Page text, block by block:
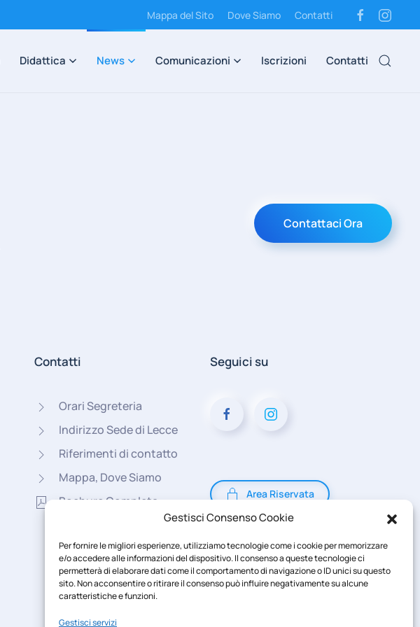
Gestisci Consenso Cookie
Per fornire le migliori esperienze, utilizziamo tecnologie come i cookie per memorizzare
e/o accedere alle informazioni del dispositivo. Il consenso a queste tecnologie ci
permetterà di elaborare dati come il comportamento di navigazione o ID unici su questo
sito. Non acconsentire o ritirare il consenso può influire negativamente su alcune
caratteristiche e funzioni.
Gestisci servizi
Mappa del Sito Dove Siamo Contatti
Didattica News Comunicazioni Iscrizioni Contatti
Contattaci Ora
Contatti
Orari Segreteria
Indirizzo Sede di Lecce
Riferimenti di contatto
Mappa, Dove Siamo
Bochure Completa
Seguici su
Area Riservata